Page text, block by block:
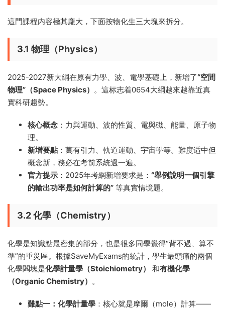
這門課程内容極其龐大，下面按物化生三大塊來拆分。
3.1 物理（Physics）
2025-2027新大綱在原有力學、波、電學基礎上，新增了“空間
物理”（Space Physics） 。這标志着0654大綱越來越靠近真
實科研趨勢。
核心概念 ：力與運動、波的性質、電與磁、能量、原子物
理。
新增要點 ：萬有引力、軌道運動、宇宙學等。難度适中但
概念新，務必在考前系統過一遍。
官方提示 ：2025年考綱新增要求是： “舉例說明一個引擎
的輸出功率是如何計算的” 等真實情境題。
3.2 化學（Chemistry）
化學是知識點最密集的部分，也是很多同學覺得“背不過、算不
準”的重災區。根據SaveMyExams的統計，學生最頭痛的兩個
化學闆塊是化學計量學（Stoichiometry） 和有機化學
（Organic Chemistry） 。
難點一：化學計量學 ：核心就是摩爾（mole）計算——